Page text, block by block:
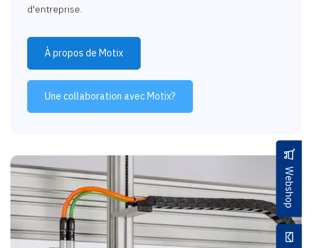
Webshop
d'entreprise.
À propos de Motix
Une collaboration avec Motix?